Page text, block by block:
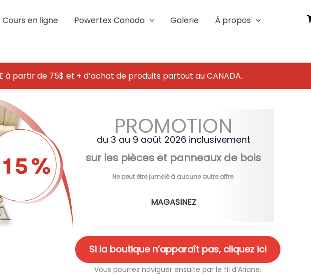
Cours en ligne Powertex Canada Galerie À propos
à partir de 75$ et + d’achat de produits partout au CANADA.
PROMOTION
du 3 au 9 août 2026 inclusivement
sur les pièces et panneaux de bois
Ne peut être jumelé à aucune autre offre.
MAGASINEZ
Si la boutique n’apparaît pas, cliquez ici
Vous pourrez naviguer ensuite par le fil d’Ariane.